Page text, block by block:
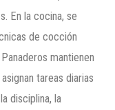
En la cocina, se
de cocción
mantienen
tareas diarias
disciplina, la